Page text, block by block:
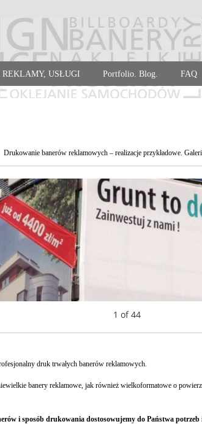
REKLAMY, USŁUGI Portfolio. Blog. FAQ
Drukowanie banerów reklamowych – realizacje przykładowe.
1 of 44
druk trwałych banerów reklamowych.
banery reklamowe, jak również wielkoformatowe o
i sposób drukowania dostosowujemy do Państwa